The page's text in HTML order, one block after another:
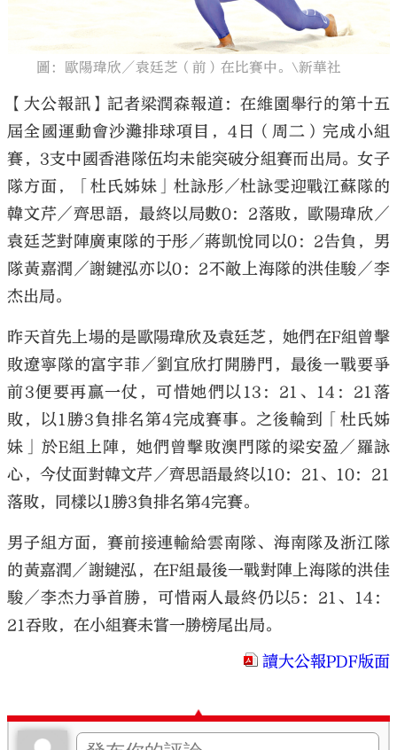
大公文匯
圖：歐陽瑋欣／袁廷芝（前）在比賽中。\新華社
【大公報訊】記者梁潤森報道：在維園舉行的第十五
屆全國運動會沙灘排球項目，4日（周二）完成小組
賽，3支中國香港隊伍均未能突破分組賽而出局。女子
隊方面，「杜氏姊妹」杜詠彤／杜詠雯迎戰江蘇隊的
韓文芹／齊思語，最終以局數0：2落敗，歐陽瑋欣／
袁廷芝對陣廣東隊的于彤／蔣凱悅同以0：2告負，男
隊黃嘉潤／謝鍵泓亦以0：2不敵上海隊的洪佳駿／李
杰出局。
昨天首先上場的是歐陽瑋欣及袁廷芝，她們在F組曾擊
敗遼寧隊的富宇菲／劉宜欣打開勝門，最後一戰要爭
前3便要再贏一仗，可惜她們以13：21、14：21落
敗，以1勝3負排名第4完成賽事。之後輪到「杜氏姊
妹」於E組上陣，她們曾擊敗澳門隊的梁安盈／羅詠
心，今仗面對韓文芹／齊思語最終以10：21、10：21
落敗，同樣以1勝3負排名第4完賽。
男子組方面，賽前接連輸給雲南隊、海南隊及浙江隊
的黃嘉潤／謝鍵泓，在F組最後一戰對陣上海隊的洪佳
駿／李杰力爭首勝，可惜兩人最終仍以5：21、14：
21吞敗，在小組賽未嘗一勝榜尾出局。
讀大公報PDF版面